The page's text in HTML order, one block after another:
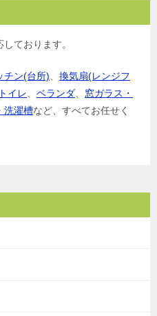
しております。
チン(台所)
換気扇(レンジフ
トイレ ベランダ
窓ガラス・
洗濯槽など、すべてお任せく